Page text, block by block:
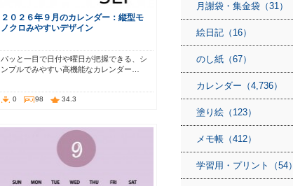
２０２６年９月のカレンダー：縦型モ
ノクロみやすいデザイン
パッと一目で日付や曜日が把握できる、シ
ンプルでみやすい高機能なカレンダー…
0 98 34.3
月謝袋・集金袋（31）
絵日記（16）
のし紙（67）
カレンダー（4,736）
塗り絵（123）
メモ帳（412）
学習用・プリント（54）